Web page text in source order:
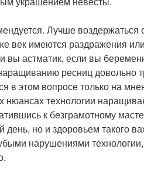
Лучше воздержаться
век имеются раздражения
вы астматик, если вы
ресниц довольно
в этом вопросе только на
нюансах технологии
к безграмотному
день, но и здоровьем такого
нарушениями